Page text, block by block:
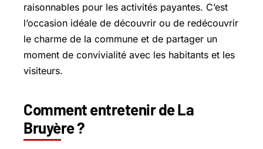
raisonnables pour les activités payantes. C’est
l’occasion idéale de découvrir ou de redécouvrir
le charme de la commune et de partager un
moment de convivialité avec les habitants et les
visiteurs.
Comment entretenir de La
Bruyère ?